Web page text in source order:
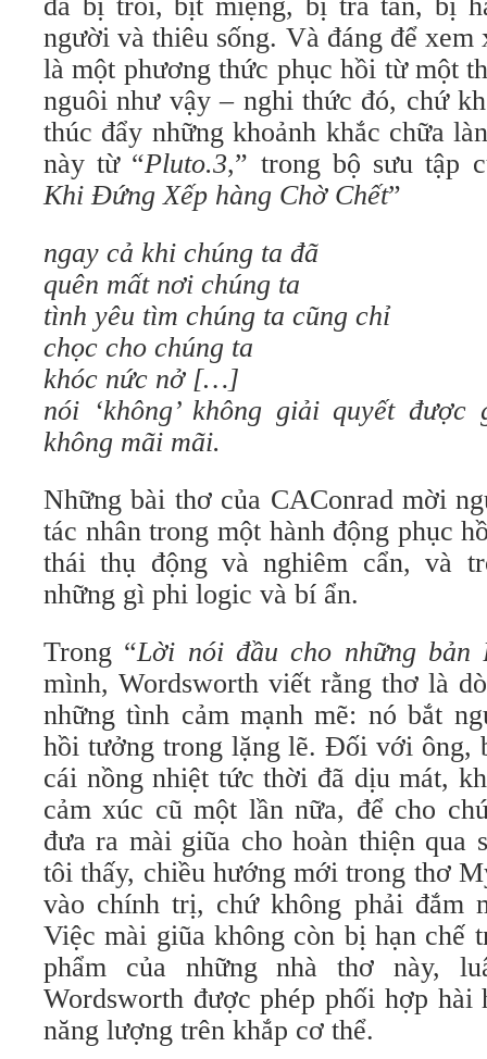
người và thiêu sống. Và đáng để xem
là một phương thức phục hồi từ một
nguôi như vậy – nghi thức đó, chứ
thúc đẩy những khoảnh khắc chữa
này từ “Pluto.3,” trong bộ sưu tập
Khi ĐứngXếp hàng Chờ Chết”
ngay cả khi chúng ta đã
quên mất nơi chúng ta
tình yêu tìm chúng ta cũng chỉ
chọc cho chúng ta
khóc nức nở […]
nói ‘không’ không giải quyết
không mãi mãi.
Những bài thơ của CAConrad mời
tác nhân trong một hành động phục
thái thụ động và nghiêm cẩn, và
những gì phi logic và bí ẩn.
Trong “Lời nói đầu cho những bản
mình, Wordsworth viết rằng thơ là
những tình cảm mạnh mẽ: nó bắt
hồi tưởng trong lặng lẽ. Đối với ông,
cái nồng nhiệt tức thời đã dịu mát,
cảm xúc cũ một lần nữa, để cho
đưa ra mài giũa cho hoàn thiện qua
tôi thấy, chiều hướng mới trong thơ
vào chính trị, chứ không phải đắm
Việc mài giũa không còn bị hạn chế
phẩm của những nhà thơ này,
Wordsworth được phép phối hợp hài
năng lượng trên khắp cơ thể.